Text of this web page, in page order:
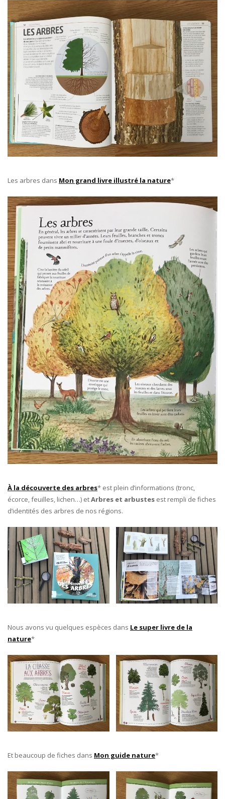
Les arbres dans Mon grand livre illustré la nature*
À la découverte des arbres* est plein d’informations (tronc,
écorce, feuilles, lichen…) etArbres et arbustes est rempli de fiches
d’identités des arbres de nos régions.
Nous avons vu quelques espèces dans Le super livre de la
nature*
Et beaucoup de fiches dans Mon guide nature*